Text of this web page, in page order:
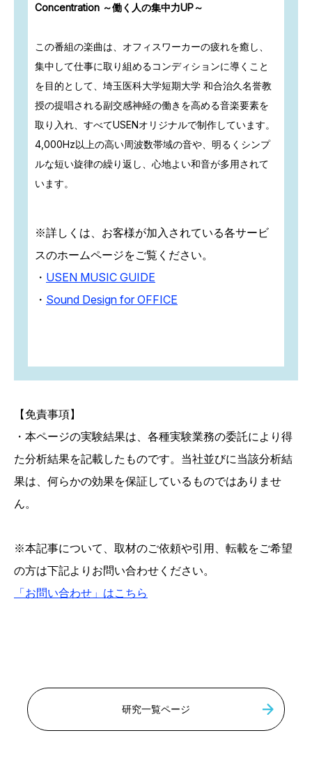
Concentration ～働く人の集中力UP～
この番組の楽曲は、オフィスワーカーの疲れを癒し、
集中して仕事に取り組めるコンディションに導くこと
を目的として、埼玉医科大学短期大学 和合治久名誉教
授の提唱される副交感神経の働きを高める音楽要素を
取り入れ、すべてUSENオリジナルで制作しています。
4,000Hz以上の高い周波数帯域の音や、明るくシンプ
ルな短い旋律の繰り返し、心地よい和音が多用されて
います。
※詳しくは、お客様が加入されている各サービ
スのホームページをご覧ください。
・ USEN MUSIC GUIDE
・ Sound Design for OFFICE
【免責事項】
・本ページの実験結果は、各種実験業務の委託により得
た分析結果を記載したものです。当社並びに当該分析結
果は、何らかの効果を保証しているものではありませ
ん。
※本記事について、取材のご依頼や引用、転載をご希望
の方は下記よりお問い合わせください。
「お問い合わせ」はこちら
研究一覧ページ